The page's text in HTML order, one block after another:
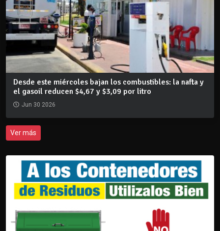
Desde este miércoles bajan los combustibles: la nafta y
el gasoil reducen $4,67 y $3,09 por litro
Jun 30 2026
Ver más